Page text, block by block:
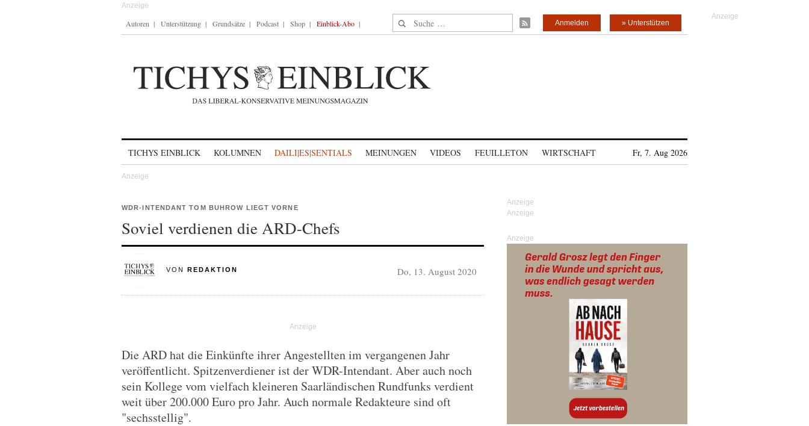
Autoren Unterstützung Grundsätze Podcast Shop Einblick-Abo Suche nach: » Unterstützen
Anmelden
TICHYS EINBLICK KOLUMNEN DAILI|ES|SENTIALS MEINUNGEN VIDEOS FEUILLETON WIRTSCHAFT Fr, 7. Aug 2026
WDR-INTENDANT TOM BUHROW LIEGT VORNE
Soviel verdienen die ARD-Chefs
VON REDAKTION Do, 13. August 2020
Die ARD hat die Einkünfte ihrer Angestellten im vergangenen Jahr
veröffentlicht. Spitzenverdiener ist der WDR-Intendant. Aber auch noch
sein Kollege vom vielfach kleineren Saarländischen Rundfunks verdient
weit über 200.000 Euro pro Jahr. Auch normale Redakteure sind oft
"sechsstellig".
Anzeige